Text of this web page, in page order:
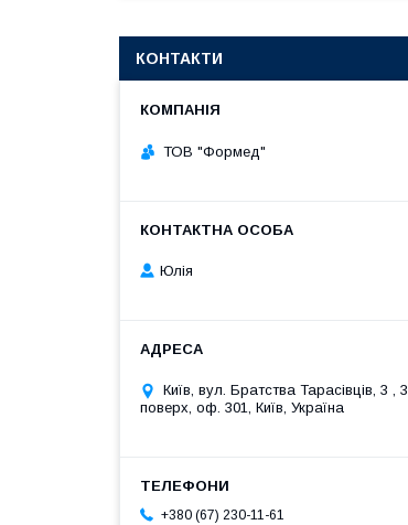
КОНТАКТИ
ТОВ "Формед"
Юлія
Київ, вул. Братства Тарасівців, 3 , 3
поверх, оф. 301, Київ, Україна
+380 (67) 230-11-61